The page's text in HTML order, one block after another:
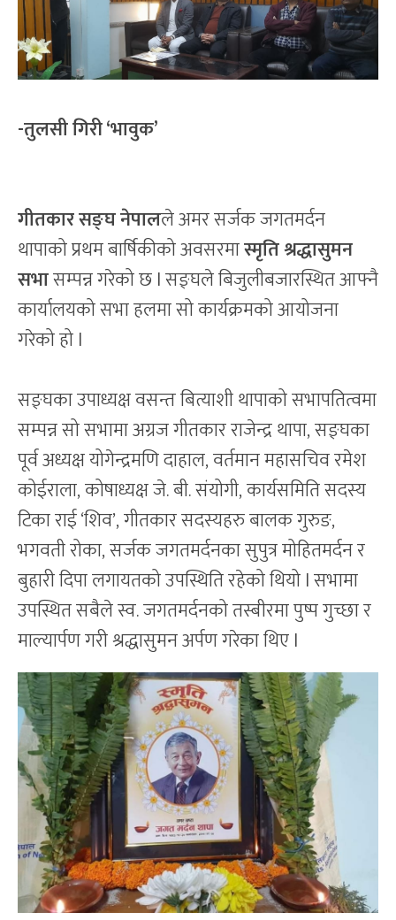
-तुलसी गिरी ‘भावुक’
गीतकार सङ्घ नेपालले अमर सर्जक जगतमर्दन
थापाको प्रथम बार्षिकीको अवसरमास्मृति श्रद्धासुमन
सभासम्पन्न गरेको छ l सङ्घले बिजुलीबजारस्थित आफ्नै
कार्यालयको सभा हलमा सो कार्यक्रमको आयोजना
गरेको हो l
सङ्घका उपाध्यक्ष वसन्त बित्याशी थापाको सभापतित्वमा
सम्पन्न सो सभामा अग्रज गीतकार राजेन्द्र थापा, सङ्घका
पूर्व अध्यक्ष योगेन्द्रमणि दाहाल, वर्तमान महासचिव रमेश
कोईराला, कोषाध्यक्ष जे. बी. संयोगी, कार्यसमिति सदस्य
टिका राई ‘शिव’, गीतकार सदस्यहरु बालक गुरुङ,
भगवती रोका, सर्जक जगतमर्दनका सुपुत्र मोहितमर्दन र
बुहारी दिपा लगायतको उपस्थिति रहेको थियो l सभामा
उपस्थित सबैले स्व. जगतमर्दनको तस्बीरमा पुष्प गुच्छा र
माल्यार्पण गरी श्रद्धासुमन अर्पण गरेका थिए l